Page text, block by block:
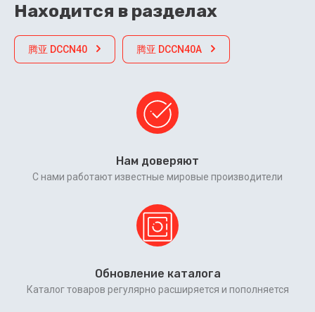
Находится в разделах
腾亚 DCCN40 腾亚 DCCN40A
Нам доверяют
С нами работают известные мировые производители
Обновление каталога
Каталог товаров регулярно расширяется и пополняется